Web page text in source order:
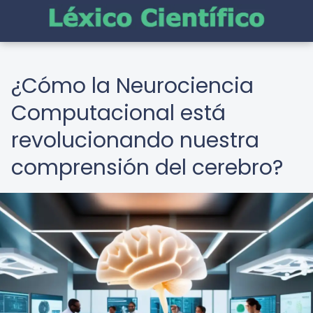
¿Cómo la Neurociencia
Computacional está
revolucionando nuestra
comprensión del cerebro?